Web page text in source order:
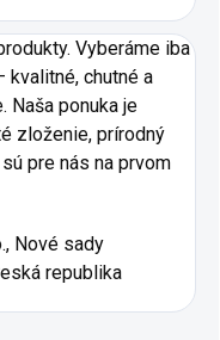
Vyberáme iba
kvalitné, chutné a
Naša ponuka je
zloženie, prírodný
pre nás na prvom
Nové sady
republika